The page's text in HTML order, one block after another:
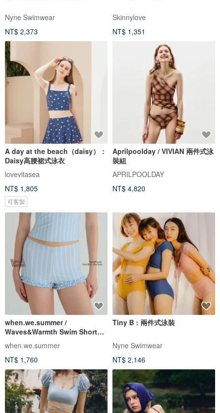
Nyne Swimwear
NT$ 2,373
Skinnylove
NT$ 1,351
A day at the beach（daisy）：
Daisy高腰裙式泳衣
lovevitasea
NT$ 1,805
可客製
Aprilpoolday / VIVIAN 兩件式泳
裝組
APRILPOOLDAY
NT$ 4,820
when.we.summer /
Waves&Warmth Swim Short
(僅褲裝)
when.we.summer
NT$ 1,760
Tiny B : 兩件式泳裝
Nyne Swimwear
NT$ 2,146